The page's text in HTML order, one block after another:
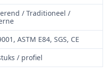
/ Traditioneel /
ASTM E84, SGS, CE
/ profiel